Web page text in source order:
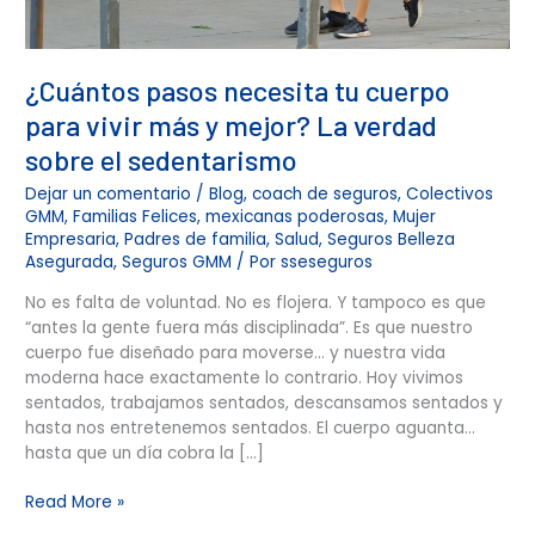
¿Cuántos pasos necesita tu cuerpo
para vivir más y mejor? La verdad
sobre el sedentarismo
Dejar un comentario /Blog,coach de seguros,Colectivos
GMM,Familias Felices,mexicanas poderosas,Mujer
Empresaria,Padres de familia,Salud,Seguros Belleza
Asegurada,Seguros GMM / Porsseseguros
No es falta de voluntad. No es flojera. Y tampoco es que
“antes la gente fuera más disciplinada”. Es que nuestro
cuerpo fue diseñado para moverse… y nuestra vida
moderna hace exactamente lo contrario. Hoy vivimos
sentados, trabajamos sentados, descansamos sentados y
hasta nos entretenemos sentados. El cuerpo aguanta…
hasta que un día cobra la […]
verdad
sobre
sedentarismo
Read More »